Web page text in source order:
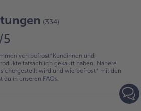
(334)
von bofrost*Kundinnen und
tatsächlich gekauft haben. Nähere
wird und wie bofrost* mit den
du in unseren FAQs